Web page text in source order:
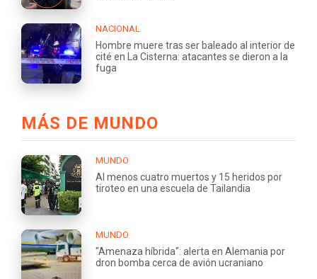
NACIONAL
Hombre muere tras ser baleado al interior de
cité en La Cisterna: atacantes se dieron a la
fuga
MÁS DE MUNDO
MUNDO
Al menos cuatro muertos y 15 heridos por
tiroteo en una escuela de Tailandia
MUNDO
"Amenaza híbrida": alerta en Alemania por
dron bomba cerca de avión ucraniano